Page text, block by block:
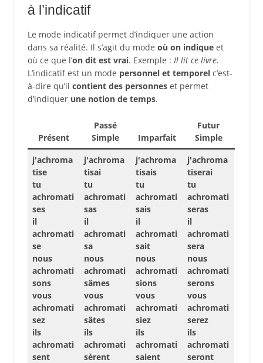
à l’indicatif
Le mode indicatif permet d’indiquer une action
dans sa réalité. Il s’agit du mode où on indiqueet
où ce que l’on dit est vrai. Exemple : Il lit ce livre.
L’indicatif est un mode personnel et temporelc’est-
à-dire qu’il contient des personneset permet
d’indiquer une notion de temps.
Présent
Passé
Simple
Imparfait
Futur
Simple
j'achroma
tise
tu
achromati
ses
il
achromati
se
nous
achromati
sons
vous
achromati
sez
ils
achromati
sent
j'achroma
tisai
tu
achromati
sas
il
achromati
sa
nous
achromati
sâmes
vous
achromati
sâtes
ils
achromati
sèrent
j'achroma
tisais
tu
achromati
sais
il
achromati
sait
nous
achromati
sions
vous
achromati
siez
ils
achromati
saient
j'achroma
tiserai
tu
achromati
seras
il
achromati
sera
nous
achromati
serons
vous
achromati
serez
ils
achromati
seront